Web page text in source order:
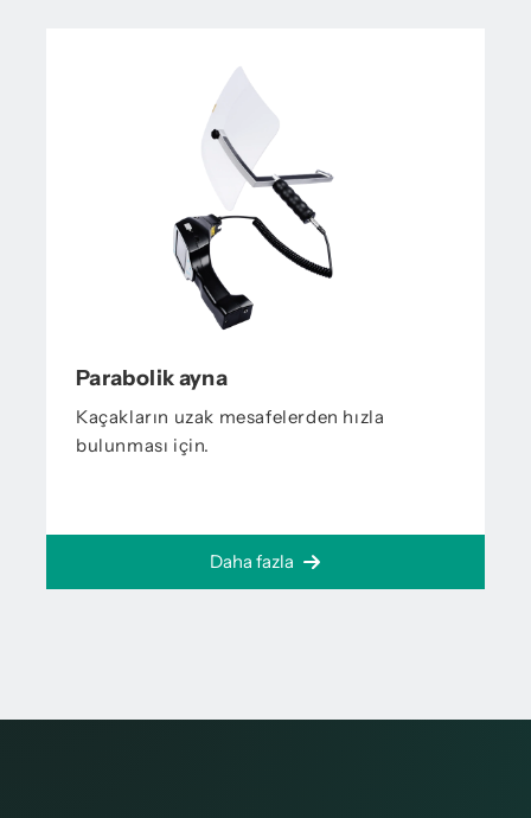
Parabolik ayna
Kaçakların uzak mesafelerden hızla
bulunması için.
Daha fazla